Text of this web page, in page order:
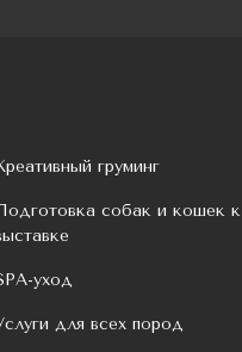
груминг
собак и кошек к
уход
для всех пород